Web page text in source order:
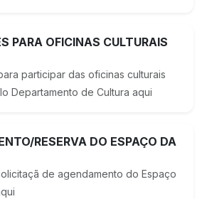
PARA OFICINAS CULTURAIS
participar das oficinas culturais
Departamento de Cultura aqui
RESERVA DO ESPAÇO DA
de agendamento do Espaço